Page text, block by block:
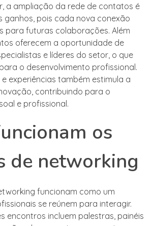
a ampliação da rede de contatos é
ganhos, pois cada nova conexão
para futuras colaborações. Além
oferecem a oportunidade de
e líderes do setor, o que
o desenvolvimento profissional.
experiências também estimula a
contribuindo para o
e profissional.
os
de networking
funcionam como um
se reúnem para interagir.
encontros incluem palestras, painéis